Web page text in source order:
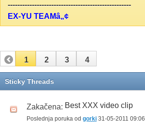
---------------------------------------------------
EX-YU TEAMâ„¢
1 2 3 4
Sticky Threads
Zakačena: Best XXX video clip
Poslednja poruka od gorki 31-05-2011 09:06